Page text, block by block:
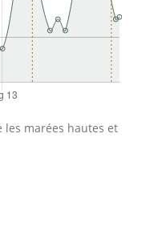
marées hautes et